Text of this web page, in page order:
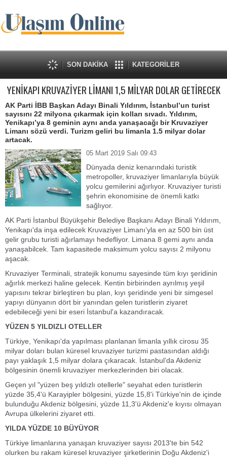
SON DAKİKA KATEGORİLER
YENİKAPI KRUVAZİYER LİMANI 1,5 MİLYAR DOLAR GETİRECEK
AK Parti İBB Başkan Adayı Binali Yıldırım, İstanbul’un turist
sayısını 22 milyona çıkarmak için kolları sıvadı. Yıldırım,
Yenikapı’ya 8 geminin aynı anda yanaşacağı bir Kruvaziyer
Limanı sözü verdi. Turizm geliri bu limanla 1.5 milyar dolar
artacak.
05 Mart 2019 Salı 09:43
Dünyada deniz kenarındaki turistik
metropoller, kruvaziyer limanlarıyla büyük
yolcu gemilerini ağırlıyor. Kruvaziyer turisti
şehrin ekonomisine de önemli katkı
sağlıyor.
AK Parti İstanbul Büyükşehir Belediye Başkanı Adayı Binali Yıldırım,
Yenikapı'da inşa edilecek Kruvaziyer Limanı’yla en az 500 bin üst
gelir grubu turisti ağırlamayı hedefliyor. Limana 8 gemi aynı anda
yanaşabilcek. Tam kapasitede maksimum yolcu sayısı 2 milyonu
aşacak.
Kruvaziyer Terminali, stratejik konumu sayesinde tüm kıyı şeridinin
ağırlık merkezi haline gelecek. Kentin birbirinden ayrılmış yeşil
yapısını tekrar birleştiren bu plan, kıyı şeridinde yeni bir simgesel
yapıyı dünyanın dört bir yanından gelen turistlerin ziyaret
edebileceği yeni bir eseri İstanbul'a kazandıracak.
YÜZEN 5 YILDIZLI OTELLER
Türkiye, Yenikapı'da yapılması planlanan limanla yıllık cirosu 35
milyar doları bulan küresel kruvaziyer turizmi pastasından aldığı
payı yaklaşık 1,5 milyar dolara çıkaracak. İstanbul’da Akdeniz
bölgesinin önemli kruvaziyer merkezlerinden biri olacak.
Geçen yıl "yüzen beş yıldızlı otellerle" seyahat eden turistlerin
yüzde 35,4'ü Karayipler bölgesini, yüzde 15,8'i Türkiye'nin de içinde
bulunduğu Akdeniz bölgesini, yüzde 11,3'ü Akdeniz'e kıyısı olmayan
Avrupa ülkelerini ziyaret etti.
YILDA YÜZDE 10 BÜYÜYOR
Türkiye limanlarına yanaşan kruvaziyer sayısı 2013'te bin 542
olurken bu rakam küresel kruvaziyer şirketlerinin Doğu Akdeniz'i